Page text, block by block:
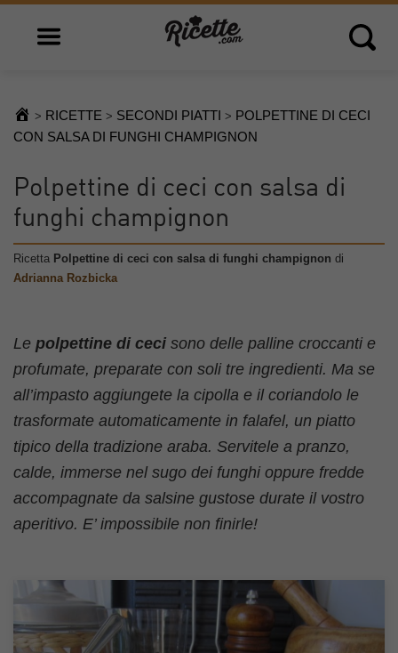
Open main menu Open
> RICETTE > SECONDI PIATTI > POLPETTINE DI CECI
CON SALSA DI FUNGHI CHAMPIGNON
Polpettine di ceci con salsa di
funghi champignon
Ricetta Polpettine di ceci con salsa di funghi champignon di
Adrianna Rozbicka
Le polpettine di ceci sono delle palline croccanti e
profumate, preparate con soli tre ingredienti. Ma se
all’impasto aggiungete la cipolla e il coriandolo le
trasformate automaticamente in falafel, un piatto
tipico della tradizione araba. Servitele a pranzo,
calde, immerse nel sugo dei funghi oppure fredde
accompagnate da salsine gustose durate il vostro
aperitivo. E’ impossibile non finirle!